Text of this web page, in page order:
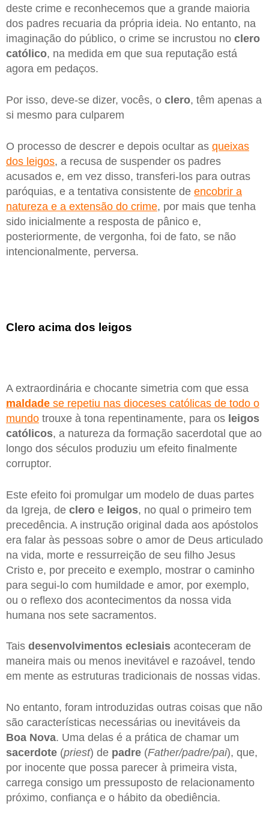
deste crime e reconhecemos que a grande maioria
dos padres recuaria da própria ideia. No entanto, na
imaginação do público, o crime se incrustou no clero
católico, na medida em que sua reputação está
agora em pedaços.
Por isso, deve-se dizer, vocês, o clero, têm apenas a
si mesmo para culparem
O processo de descrer e depois ocultar as queixas
dos leigos, a recusa de suspender os padres
acusados e, em vez disso, transferi-los para outras
paróquias, e a tentativa consistente de encobrir a
natureza e a extensão do crime, por mais que tenha
sido inicialmente a resposta de pânico e,
posteriormente, de vergonha, foi de fato, se não
intencionalmente, perversa.
Clero acima dos leigos
A extraordinária e chocante simetria com que essa
maldade se repetiu nas dioceses católicas de todo o
mundo trouxe à tona repentinamente, para os leigos
católicos, a natureza da formação sacerdotal que ao
longo dos séculos produziu um efeito finalmente
corruptor.
Este efeito foi promulgar um modelo de duas partes
da Igreja, de clero e leigos, no qual o primeiro tem
precedência. A instrução original dada aos apóstolos
era falar às pessoas sobre o amor de Deus articulado
na vida, morte e ressurreição de seu filho Jesus
Cristo e, por preceito e exemplo, mostrar o caminho
para segui-lo com humildade e amor, por exemplo,
ou o reflexo dos acontecimentos da nossa vida
humana nos sete sacramentos.
Tais desenvolvimentos eclesiais aconteceram de
maneira mais ou menos inevitável e razoável, tendo
em mente as estruturas tradicionais de nossas vidas.
No entanto, foram introduzidas outras coisas que não
são características necessárias ou inevitáveis da
Boa Nova. Uma delas é a prática de chamar um
sacerdote (priest) de padre (Father/padre/pai), que,
por inocente que possa parecer à primeira vista,
carrega consigo um pressuposto de relacionamento
próximo, confiança e o hábito da obediência.